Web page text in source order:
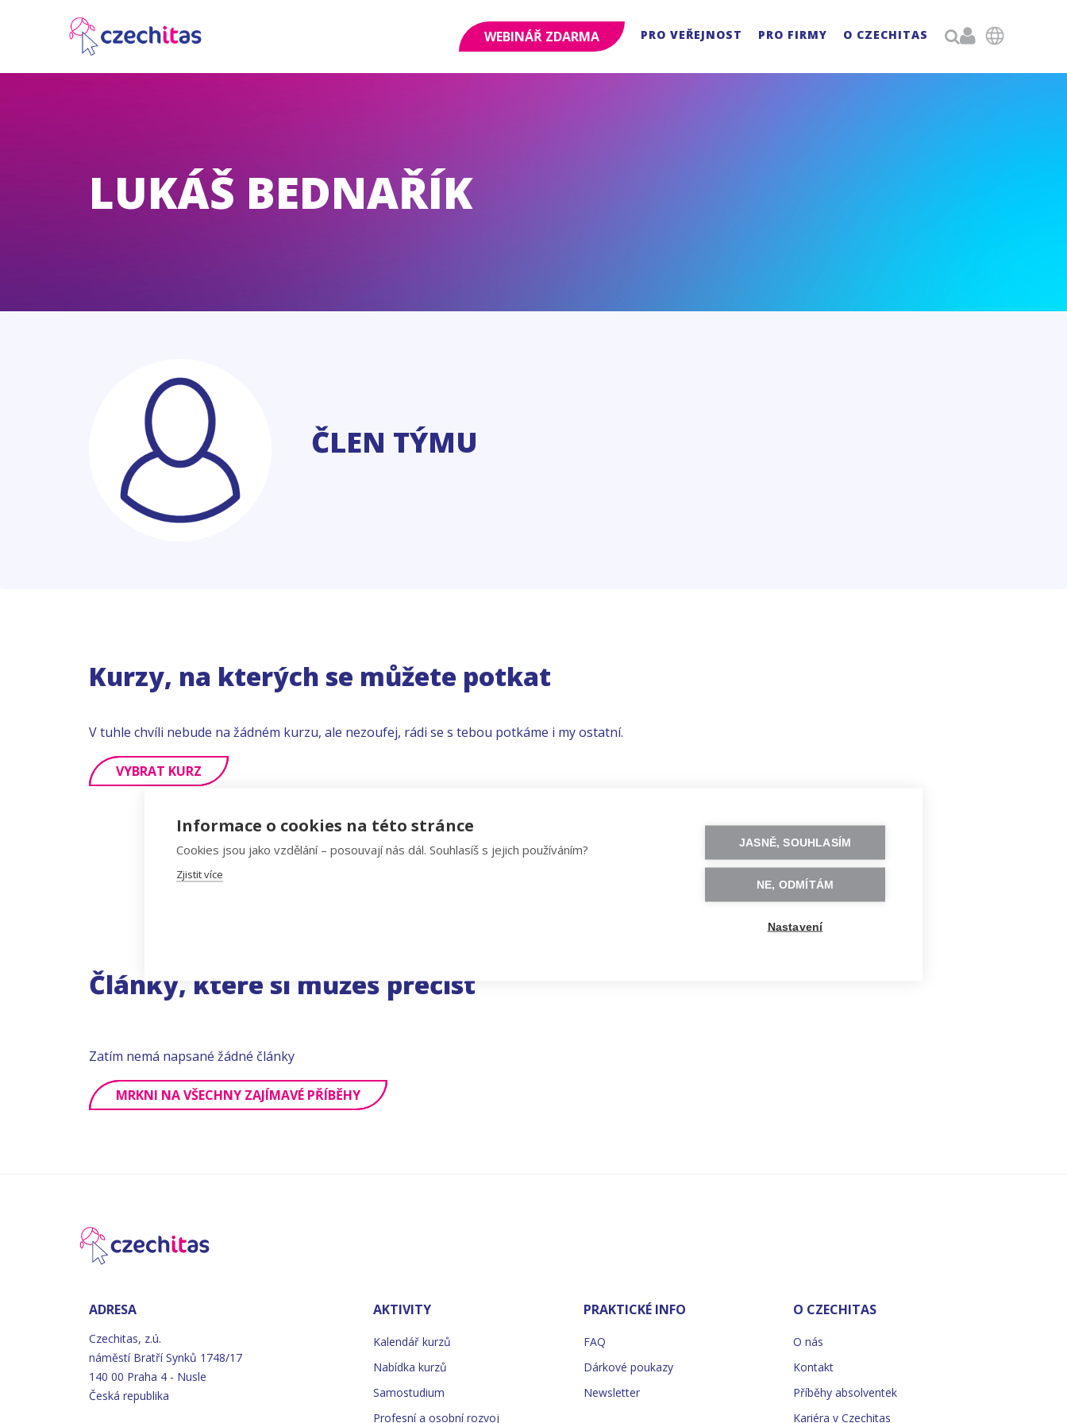
WEBINÁŘ ZDARMA PRO VEŘEJNOST PRO FIRMY O CZECHITAS 
LUKÁŠ BEDNAŘÍK
ČLEN TÝMU
Kurzy, na kterých se můžete potkat
V tuhle chvíli nebude na žádném kurzu, ale nezoufej, rádi se s tebou potkáme i my ostatní.
VYBRAT KURZ
Články, které si můžeš přečíst
Zatím nemá napsané žádné články
MRKNI NA VŠECHNY ZAJÍMAVÉ PŘÍBĚHY
ADRESA
Czechitas, z.ú.
náměstí Bratří Synků 1748/17
140 00 Praha 4 - Nusle
Česká republika
AKTIVITY
Kalendář kurzů
Nabídka kurzů
Samostudium
Profesní a osobní rozvoj
PRAKTICKÉ INFO
FAQ
Dárkové poukazy
Newsletter
O CZECHITAS
O nás
Kontakt
Příběhy absolventek
Kariéra v Czechitas
Informace o cookies na této stránce
Cookies jsou jako vzdělání – posouvají nás dál. Souhlasíš s jejich používáním?
Zjistit více
JASNĚ, SOUHLASÍM
NE, ODMÍTÁM
Nastavení